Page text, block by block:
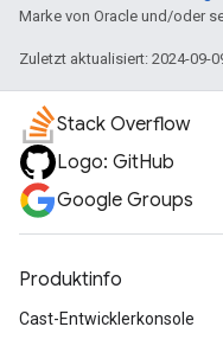
Marke von Oracle und/oder
Zuletzt aktualisiert: 2024-09-
Stack Overflow
Logo: GitHub
Google Groups
Produktinfo
Cast-Entwicklerkonsole